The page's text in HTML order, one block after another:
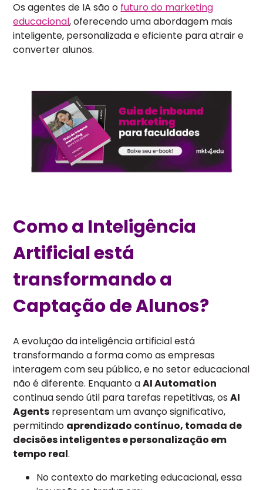
Os agentes de IA são o futuro do marketing
educacional, oferecendo uma abordagem mais
inteligente, personalizada e eficiente para atrair e
converter alunos.
Como a Inteligência
Artificial está
transformando a
Captação de Alunos?
A evolução da inteligência artificial está
transformando a forma como as empresas
interagem com seu público, e no setor educacional
não é diferente. Enquanto aAI Automation
continua sendo útil para tarefas repetitivas, osAI
Agents representam um avanço significativo,
permitindo aprendizado contínuo, tomada de
decisões inteligentes e personalização em
tempo real.
No contexto do marketing educacional, essa